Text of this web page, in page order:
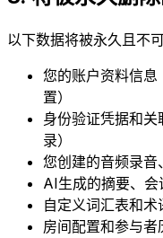
以下数据将被永久且不
您的账户资料信
置）
身份验证凭据和
录）
您创建的音频录音
AI生成的摘要、
自定义词汇表和术
房间配置和参与者